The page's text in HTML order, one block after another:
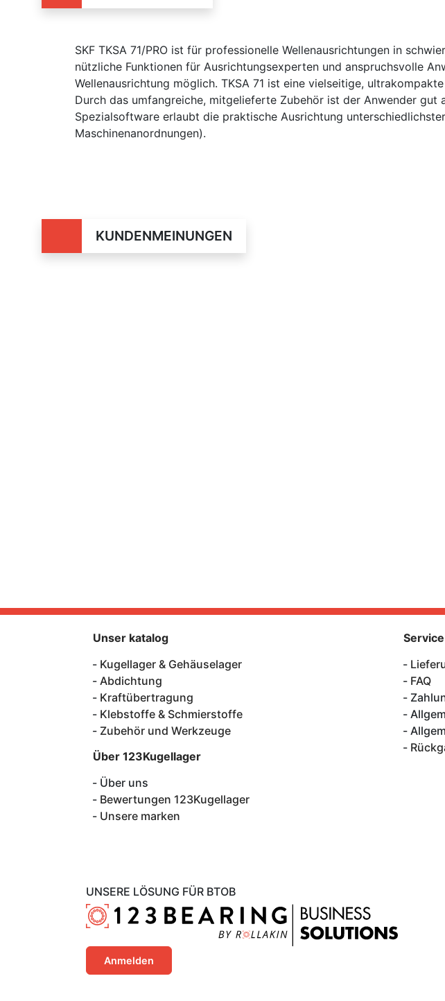
SKF TKSA 71/PRO ist für professionelle Wellenausrichtungen in
nützliche Funktionen für Ausrichtungsexperten und anspruchsvolle
Wellenausrichtung möglich. TKSA 71 ist eine vielseitige,
Durch das umfangreiche, mitgelieferte Zubehör ist der Anwender
Spezialsoftware erlaubt die praktische Ausrichtung
Maschinenanordnungen).
KUNDENMEINUNGEN
UNSERE LÖSUNG FÜR BTOB
Anmelden
Unser katalog
Kugellager & Gehäuselager
Abdichtung
Kraftübertragung
Klebstoffe & Schmierstoffe
Zubehör und Werkzeuge
Über 123Kugellager
Über uns
Bewertungen 123Kugellager
Unsere marken
FAQ